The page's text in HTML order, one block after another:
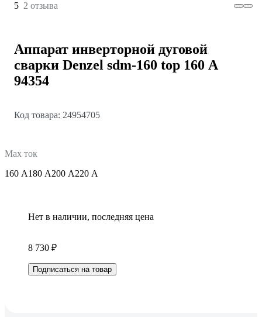
5 2 отзыва
Аппарат инверторной дуговой
сварки Denzel sdm-160 top 160 А
94354
Код товара: 24954705
Max ток
160 А180 А200 А220 А
Нет в наличии, последняя цена
8 730 ₽
Подписаться на товар